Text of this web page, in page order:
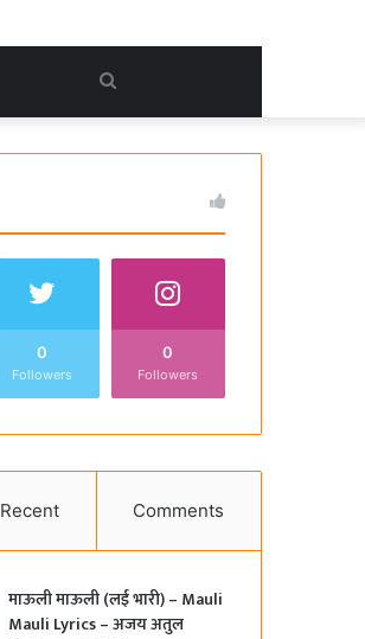
Search
for
0
Followers
0
Followers
Recent Comments
माऊली माऊली (लई भारी) – Mauli
Mauli Lyrics – अजय अतुल